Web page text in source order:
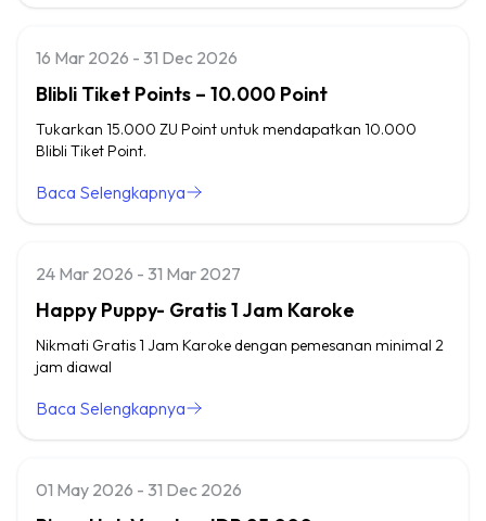
16 Mar 2026 - 31 Dec 2026
Blibli Tiket Points – 10.000 Point
Tukarkan 15.000 ZU Point untuk mendapatkan 10.000
Blibli Tiket Point.
Baca Selengkapnya
24 Mar 2026 - 31 Mar 2027
Happy Puppy- Gratis 1 Jam Karoke
Nikmati Gratis 1 Jam Karoke dengan pemesanan minimal 2
jam diawal
Baca Selengkapnya
01 May 2026 - 31 Dec 2026